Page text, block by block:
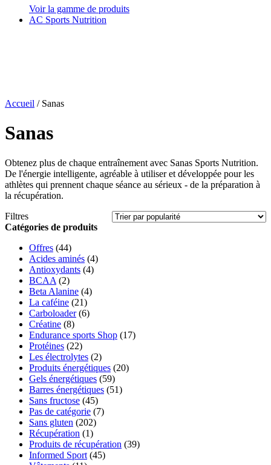
Voir la gamme de produits
AC Sports Nutrition
Accueil / Sanas
Sanas
Obtenez plus de chaque entraînement avec Sanas Sports Nutrition.
De l'énergie intelligente, agréable à utiliser et développée pour les
athlètes qui prennent chaque séance au sérieux - de la préparation à
la récupération.
Filtres
Catégories de produits
Offres (44)
Acides aminés (4)
Antioxydants (4)
BCAA (2)
Beta Alanine (4)
La caféine (21)
Carboloader (6)
Créatine (8)
Endurance sports Shop (17)
Protéines (22)
Les électrolytes (2)
Produits énergétiques (20)
Gels énergétiques (59)
Barres énergétiques (51)
Sans fructose (45)
Pas de catégorie (7)
Sans gluten (202)
Récupération (1)
Produits de récupération (39)
Informed Sport (45)